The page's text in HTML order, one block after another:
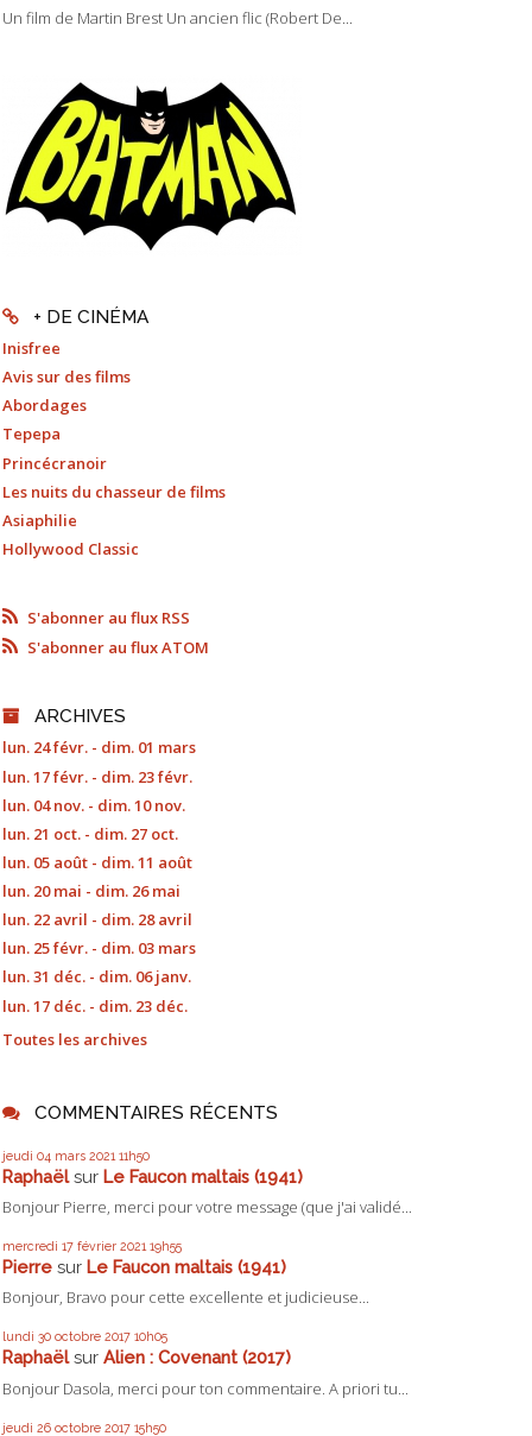
Un film de Martin Brest Un ancien flic (Robert De...
+ DE CINÉMA
Inisfree
Avis sur des films
Abordages
Tepepa
Princécranoir
Les nuits du chasseur de films
Asiaphilie
Hollywood Classic
S'abonner au flux RSS
S'abonner au flux ATOM
ARCHIVES
lun. 24 févr. - dim. 01 mars
lun. 17 févr. - dim. 23 févr.
lun. 04 nov. - dim. 10 nov.
lun. 21 oct. - dim. 27 oct.
lun. 05 août - dim. 11 août
lun. 20 mai - dim. 26 mai
lun. 22 avril - dim. 28 avril
lun. 25 févr. - dim. 03 mars
lun. 31 déc. - dim. 06 janv.
lun. 17 déc. - dim. 23 déc.
Toutes les archives
COMMENTAIRES RÉCENTS
jeudi 04 mars 2021 11h50
Raphaëlsur Le Faucon maltais (1941)
Bonjour Pierre, merci pour votre message (que j'ai validé...
mercredi 17 février 2021 19h55
Pierre sur Le Faucon maltais (1941)
Bonjour, Bravo pour cette excellente et judicieuse...
lundi 30 octobre 2017 10h05
Raphaëlsur Alien : Covenant (2017)
Bonjour Dasola, merci pour ton commentaire. A priori tu...
jeudi 26 octobre 2017 15h50